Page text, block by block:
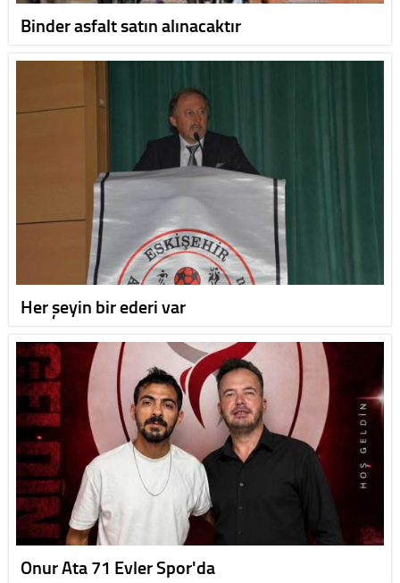
Binder asfalt satın alınacaktır
Her şeyin bir ederi var
Onur Ata 71 Evler Spor'da